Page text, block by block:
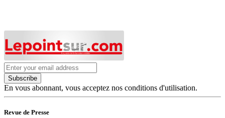
Subscribe
En vous abonnant, vous acceptez nos conditions d'utilisation.
Revue de Presse